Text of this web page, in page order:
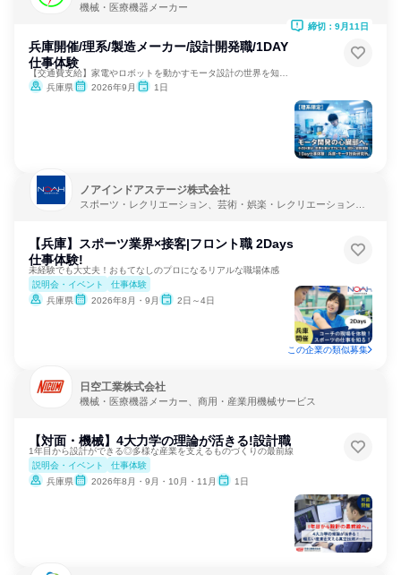
機械・医療機器メーカー
兵庫開催/理系/製造メーカー/設計開発職/1DAY
仕事体験
兵庫県
2026年9月 1日
締切：9月11日
ノアインドアステージ株式会社
スポーツ・レクリエーション、芸術・娯楽・レクリエーション、
【兵庫】スポーツ業界×接客|フロント職 2Days
仕事体験!
未経験でも大丈夫！おもてなしのプロになるリアルな職場体感
説明会・イベント
仕事体験
兵庫県
2026年8月・9月 2日～4日
この企業の類似募集
日空工業株式会社
機械・医療機器メーカー、商用・産業用機械サービス
【対面・機械】4大力学の理論が活きる!設計職
1年目から設計ができる◎多様な産業を支えるものづくりの最前線
説明会・イベント
仕事体験
兵庫県
2026年8月・9月・10月・11月 1日